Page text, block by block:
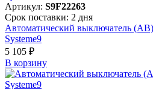
Артикул: S9F22263
Срок поставки: 2 дня
Автоматический выключатель
Systeme9
5 105 ₽
В корзинy